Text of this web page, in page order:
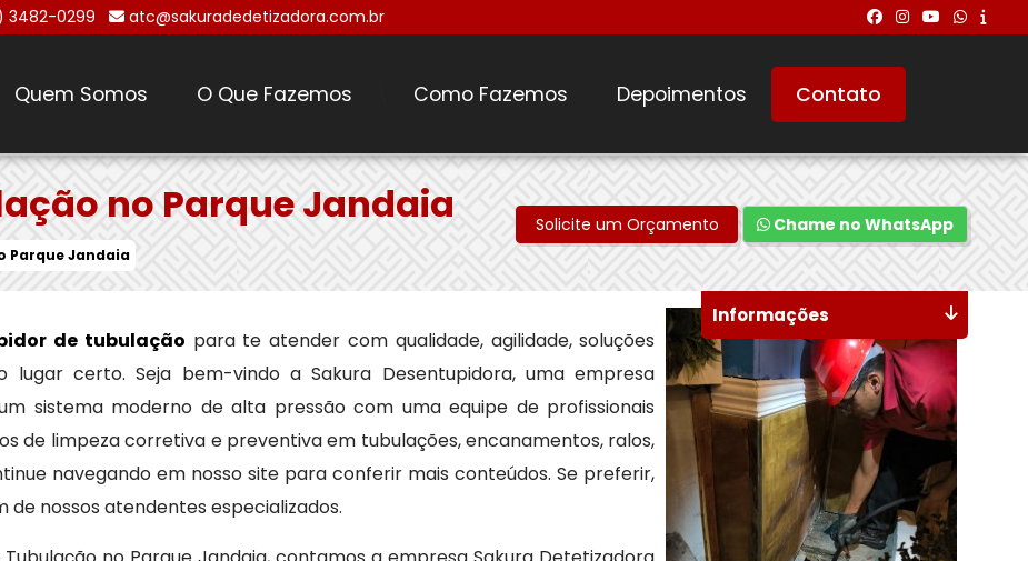
3482-0299 atc@sakuradedetizadora.com.br
Quem Somos O Que Fazemos Como Fazemos Depoimentos Contato
no Parque Jandaia
Parque Jandaia
Solicite um Orçamento Chame no WhatsApp
de tubulação para te atender com qualidade, agilidade, soluções
lugar certo. Seja bem-vindo a Sakura Desentupidora, uma empresa
sistema moderno de alta pressão com uma equipe de profissionais
de limpeza corretiva e preventiva em tubulações, encanamentos, ralos,
navegando em nosso site para conferir mais conteúdos. Se preferir,
nossos atendentes especializados.
Informações